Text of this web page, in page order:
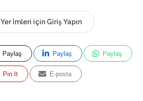
Yer İmleri için Giriş Yapın
Paylaş Paylaş Paylaş
Pin It E-posta